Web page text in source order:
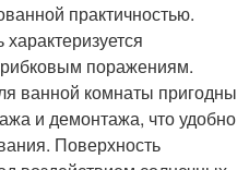
практичностью.
поражениям.
ванной комнаты пригодны
и демонтажа, что удобно
Поверхность